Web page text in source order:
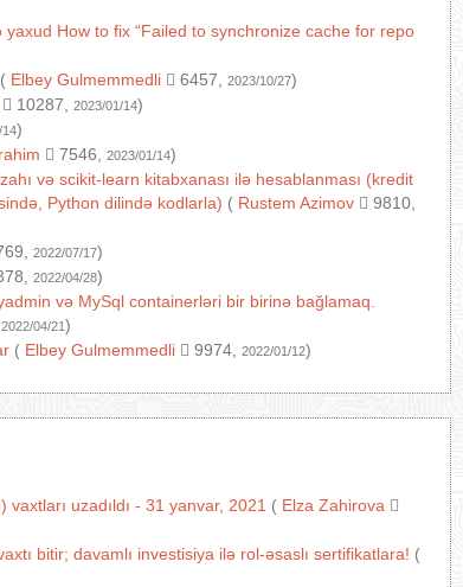
How to fix “Failed to synchronize cache for repo
( Elbey Gulmemmedli 6457, 2023/10/27)
10287, 2023/01/14)
14)
7546, 2023/01/14)
və scikit-learn kitabxanası ilə hesablanması (kredit
Python dilində kodlarla) ( Rustem Azimov 9810,
2022/07/17)
2022/04/28)
və MySql containerləri bir birinə bağlamaq.
2022/04/21)
( Elbey Gulmemmedli 9974, 2022/01/12)
uzadıldı - 31 yanvar, 2021 ( Elza Zahirova
bitir; davamlı investisiya ilə rol-əsaslı sertifikatlara! (